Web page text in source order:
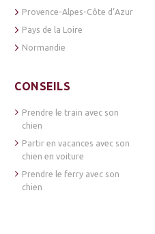
Provence-Alpes-Côte d’Azur
Pays de la Loire
Normandie
CONSEILS
Prendre le train avec son
chien
Partir en vacances avec son
chien en voiture
Prendre le ferry avec son
chien